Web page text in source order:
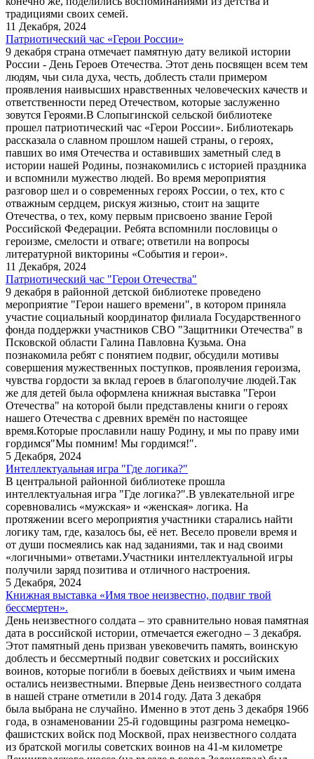
традициями своих семей.
11 Декабря, 2024
Патриотический час «Герои России»
9 декабря страна отмечает памятную дату великой истории
России - День Героев Отечества. Этот день посвящен всем тем
людям, чьи сила духа, честь, доблесть стали примером
проявления наивысших нравственных человеческих качеств и
ответственности перед Отечеством, которые заслуженно
зовутся Героями.В Слопыгинской сельской библиотеке
прошел патриотический час «Герои России». Библиотекарь
рассказала о славном прошлом нашей страны, о героях,
павших во имя Отечества и оставивших заметный след в
истории нашей Родины, познакомились с историей праздника
и вспомнили мужество людей. Во время мероприятия
разговор шел и о современных героях России, о тех, кто с
отважным сердцем, рискуя жизнью, стоит на защите
Отечества, о тех, кому первым присвоено звание Герой
Российской Федерации. Ребята вспомнили пословицы о
героизме, смелости и отваге; ответили на вопросы
литературной викторины «События и герои».
11 Декабря, 2024
Патриотический час "Герои Отечества"
9 декабря в районной детской библиотеке проведено
мероприятие "Герои нашего времени", в котором приняла
участие социальный координатор филиала Государственного
фонда поддержки участников СВО "Защитники Отечества" в
Псковской области Галина Павловна Кузьма. Она
познакомила ребят с понятием подвиг, обсудили мотивы
совершения мужественных поступков, проявления героизма,
чувства гордости за вклад героев в благополучие людей.Так
же для детей была оформлена книжная выставка "Герои
Отечества" на которой были представлены книги о героях
нашего Отечества с древних времён по настоящее
время.Которые прославили нашу Родину, и мы по праву ими
гордимся"Мы помним! Мы гордимся!".
5 Декабря, 2024
Интеллектуальная игра "Где логика?"
В центральной районной библиотеке прошла
интеллектуальная игра "Где логика?".В увлекательной игре
соревновались «мужская» и «женская» логика. На
протяжении всего мероприятия участники старались найти
логику там, где, казалось бы, её нет. Весело провели время и
от души посмеялись как над заданиями, так и над своими
«логичными» ответами.Участники интеллектуальной игры
получили заряд позитива и отличного настроения.
5 Декабря, 2024
Книжная выставка «Имя твое неизвестно, подвиг твой
бессмертен».
День неизвестного солдата – это сравнительно новая памятная
дата в российской истории, отмечается ежегодно – 3 декабря.
Этот памятный день призван увековечить память, воинскую
доблесть и бессмертный подвиг советских и российских
воинов, которые погибли в боевых действиях и чьим имена
остались неизвестными. Впервые День неизвестного солдата
в нашей стране отметили в 2014 году. Дата 3 декабря
была выбрана не случайно. Именно в этот день 3 декабря 1966
года, в ознаменовании 25-й годовщины разгрома немецко-
фашистских войск под Москвой, прах неизвестного солдата
из братской могилы советских воинов на 41-м километре